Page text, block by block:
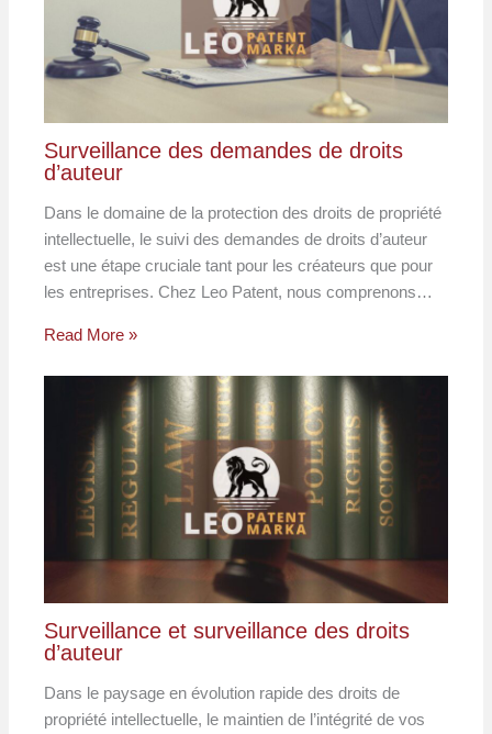
Surveillance des demandes de droits
d’auteur
Dans le domaine de la protection des droits de propriété
intellectuelle, le suivi des demandes de droits d’auteur
est une étape cruciale tant pour les créateurs que pour
les entreprises. Chez Leo Patent, nous comprenons…
Read More »
Surveillance et surveillance des droits
d’auteur
Dans le paysage en évolution rapide des droits de
propriété intellectuelle, le maintien de l’intégrité de vos